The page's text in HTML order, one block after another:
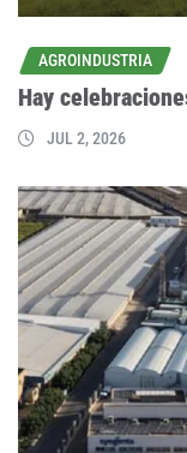
AGROINDUSTRIA
Hay
JUL 2, 2026